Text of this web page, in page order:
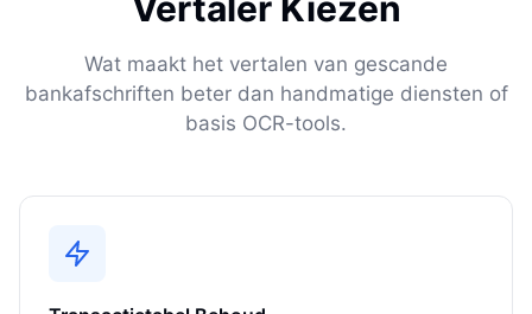
Wat maakt het vertalen van gescande
bankafschriften beter dan handmatige diensten of
basis OCR-tools.